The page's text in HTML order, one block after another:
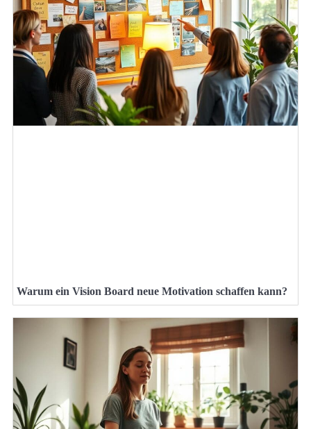
Warum ein Vision Board neue Motivation schaffen kann?